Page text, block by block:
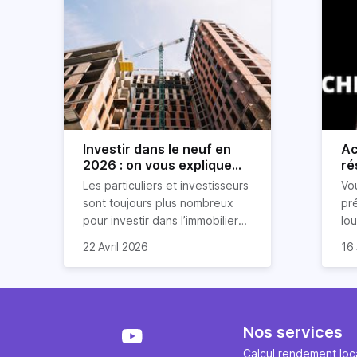
Investir dans le neuf en
2026 : on vous explique
tout !
Les particuliers et investisseurs
sont toujours plus nombreux
pour investir dans l’immobilier
nombreux avantages à choisir
expliquons tout dans cet
22 Avril 2026 16
Nos services
Calcul rendement